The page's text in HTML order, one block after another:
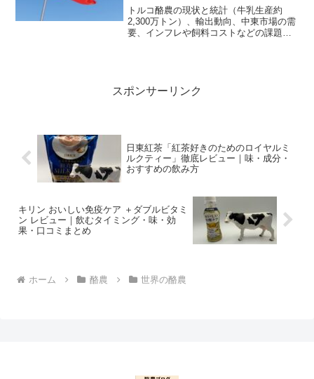
トルコ酪農の現状と統計（牛乳生産約
2,300万トン）、輸出動向、中東市場の需
要、インフレや飼料コストなどの課題
スポンサーリンク
日東紅茶「紅茶好きのためのロイヤルミ
ルクティー」徹底レビュー｜味・成分・
おすすめの飲み方
キリン おいしい免疫ケア ＋ダブルビタミ
ン レビュー｜飲むタイミング・味・効
果・口コミまとめ
ホーム 酪農 世界の酪農